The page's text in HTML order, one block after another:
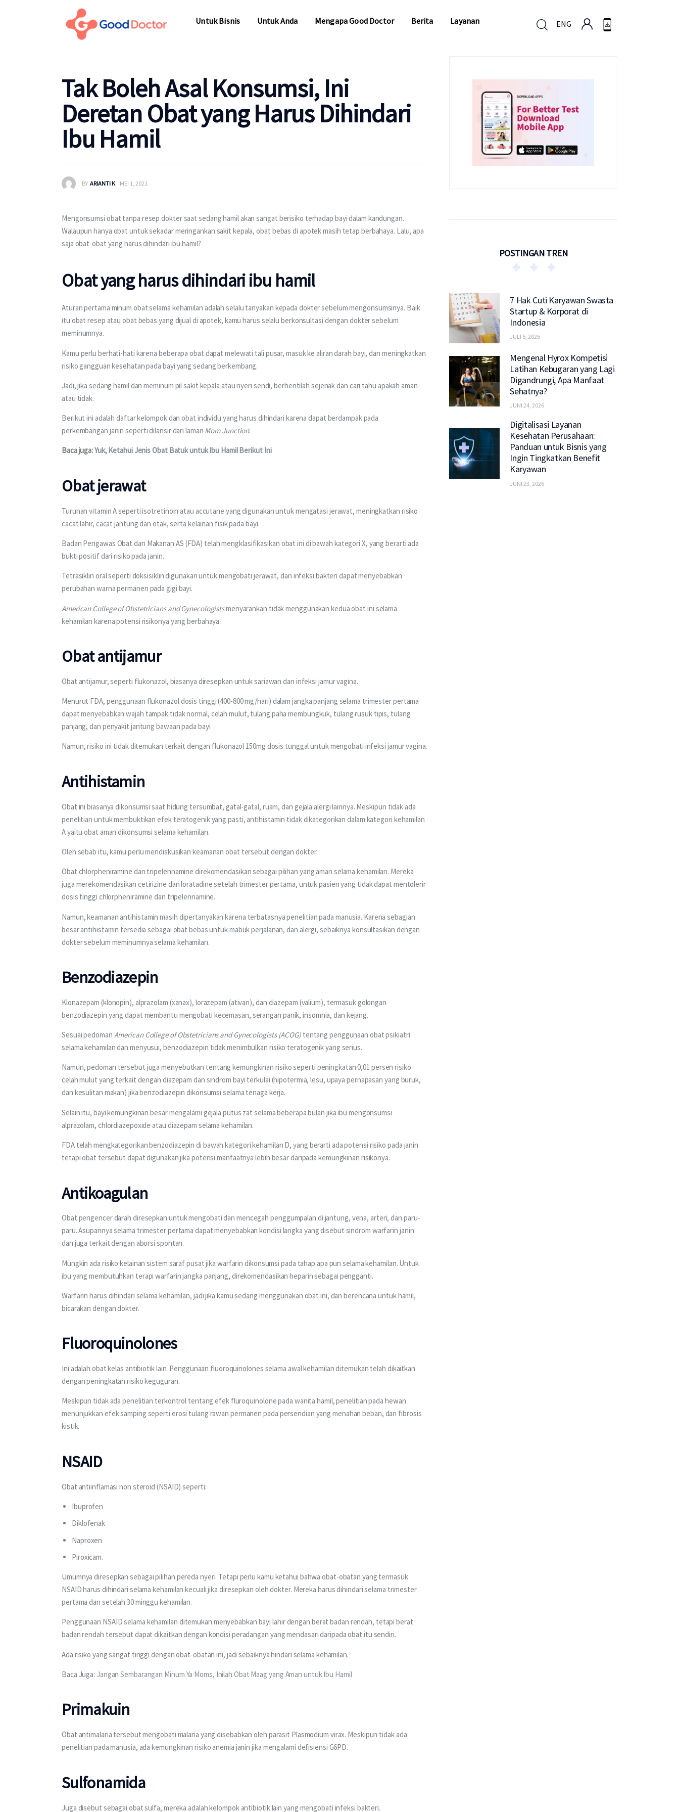
Untuk Bisnis Untuk Anda Mengapa Good Doctor Berita Layanan ENG
Tak Boleh Asal Konsumsi, Ini
Deretan Obat yang Harus Dihindari
Ibu Hamil
BY ARIANTI K MEI 1, 2021
Mengonsumsi obat tanpa resep dokter saat sedang hamil akan sangat berisiko terhadap bayi dalam kandungan.
Walaupun hanya obat untuk sekadar meringankan sakit kepala, obat bebas di apotek masih tetap berbahaya. Lalu, apa
saja obat-obat yang harus dihindari ibu hamil?
Obat yang harus dihindari ibu hamil
Aturan pertama minum obat selama kehamilan adalah selalu tanyakan kepada dokter sebelum mengonsumsinya. Baik
itu obat resep atau obat bebas yang dijual di apotek, kamu harus selalu berkonsultasi dengan dokter sebelum
meminumnya.
Kamu perlu berhati-hati karena beberapa obat dapat melewati tali pusar, masuk ke aliran darah bayi, dan meningkatkan
risiko gangguan kesehatan pada bayi yang sedang berkembang.
Jadi, jika sedang hamil dan meminum pil sakit kepala atau nyeri sendi, berhentilah sejenak dan cari tahu apakah aman
atau tidak.
Berikut ini adalah daftar kelompok dan obat individu yang harus dihindari karena dapat berdampak pada
perkembangan janin seperti dilansir dari laman Mom Junction:
Baca juga: Yuk, Ketahui Jenis Obat Batuk untuk Ibu Hamil Berikut Ini
Obat jerawat
Turunan vitamin A seperti isotretinoin atau accutane yang digunakan untuk mengatasi jerawat, meningkatkan risiko
cacat lahir, cacat jantung dan otak, serta kelainan fisik pada bayi.
Badan Pengawas Obat dan Makanan AS (FDA) telah mengklasifikasikan obat ini di bawah kategori X, yang berarti ada
bukti positif dari risiko pada janin.
Tetrasiklin oral seperti doksisiklin digunakan untuk mengobati jerawat, dan infeksi bakteri dapat menyebabkan
perubahan warna permanen pada gigi bayi.
American College of Obstetricians and Gynecologists menyarankan tidak menggunakan kedua obat ini selama
kehamilan karena potensi risikonya yang berbahaya.
Obat antijamur
Obat antijamur, seperti flukonazol, biasanya diresepkan untuk sariawan dan infeksi jamur vagina.
Menurut FDA, penggunaan flukonazol dosis tinggi (400-800 mg/hari) dalam jangka panjang selama trimester pertama
dapat menyebabkan wajah tampak tidak normal, celah mulut, tulang paha membungkuk, tulang rusuk tipis, tulang
panjang, dan penyakit jantung bawaan pada bayi
Namun, risiko ini tidak ditemukan terkait dengan flukonazol 150mg dosis tunggal untuk mengobati infeksi jamur vagina.
Antihistamin
Obat ini biasanya dikonsumsi saat hidung tersumbat, gatal-gatal, ruam, dan gejala alergi lainnya. Meskipun tidak ada
penelitian untuk membuktikan efek teratogenik yang pasti, antihistamin tidak dikategorikan dalam kategori kehamilan
A yaitu obat aman dikonsumsi selama kehamilan.
Oleh sebab itu, kamu perlu mendiskusikan keamanan obat tersebut dengan dokter.
Obat chlorpheniramine dan tripelennamine direkomendasikan sebagai pilihan yang aman selama kehamilan. Mereka
juga merekomendasikan cetirizine dan loratadine setelah trimester pertama, untuk pasien yang tidak dapat mentolerir
dosis tinggi chlorpheniramine dan tripelennamine.
Namun, keamanan antihistamin masih dipertanyakan karena terbatasnya penelitian pada manusia. Karena sebagian
besar antihistamin tersedia sebagai obat bebas untuk mabuk perjalanan, dan alergi, sebaiknya konsultasikan dengan
dokter sebelum meminumnya selama kehamilan.
Benzodiazepin
Klonazepam (klonopin), alprazolam (xanax), lorazepam (ativan), dan diazepam (valium), termasuk golongan
benzodiazepin yang dapat membantu mengobati kecemasan, serangan panik, insomnia, dan kejang.
Sesuai pedoman American College of Obstetricians and Gynecologists (ACOG) tentang penggunaan obat psikiatri
selama kehamilan dan menyusui, benzodiazepin tidak menimbulkan risiko teratogenik yang serius.
Namun, pedoman tersebut juga menyebutkan tentang kemungkinan risiko seperti peningkatan 0,01 persen risiko
celah mulut yang terkait dengan diazepam dan sindrom bayi terkulai (hipotermia, lesu, upaya pernapasan yang buruk,
dan kesulitan makan) jika benzodiazepin dikonsumsi selama tenaga kerja.
Selain itu, bayi kemungkinan besar mengalami gejala putus zat selama beberapa bulan jika ibu mengonsumsi
alprazolam, chlordiazepoxide atau diazepam selama kehamilan.
FDA telah mengkategorikan benzodiazepin di bawah kategori kehamilan D, yang berarti ada potensi risiko pada janin
tetapi obat tersebut dapat digunakan jika potensi manfaatnya lebih besar daripada kemungkinan risikonya.
Antikoagulan
Obat pengencer darah diresepkan untuk mengobati dan mencegah penggumpalan di jantung, vena, arteri, dan paru-
paru. Asupannya selama trimester pertama dapat menyebabkan kondisi langka yang disebut sindrom warfarin janin
dan juga terkait dengan aborsi spontan.
Mungkin ada risiko kelainan sistem saraf pusat jika warfarin dikonsumsi pada tahap apa pun selama kehamilan. Untuk
ibu yang membutuhkan terapi warfarin jangka panjang, direkomendasikan heparin sebagai pengganti.
Warfarin harus dihindari selama kehamilan, jadi jika kamu sedang menggunakan obat ini, dan berencana untuk hamil,
bicarakan dengan dokter.
Fluoroquinolones
Ini adalah obat kelas antibiotik lain. Penggunaan fluoroquinolones selama awal kehamilan ditemukan telah dikaitkan
dengan peningkatan risiko keguguran.
Meskipun tidak ada penelitian terkontrol tentang efek fluroquinolone pada wanita hamil, penelitian pada hewan
menunjukkan efek samping seperti erosi tulang rawan permanen pada persendian yang menahan beban, dan fibrosis
kistik.
NSAID
Obat antiinflamasi non steroid (NSAID) seperti:
Ibuprofen
Diklofenak
Naproxen
Piroxicam.
Umumnya diresepkan sebagai pilihan pereda nyeri. Tetapi perlu kamu ketahui bahwa obat-obatan yang termasuk
NSAID harus dihindari selama kehamilan kecuali jika diresepkan oleh dokter. Mereka harus dihindari selama trimester
pertama dan setelah 30 minggu kehamilan.
Penggunaan NSAID selama kehamilan ditemukan menyebabkan bayi lahir dengan berat badan rendah, tetapi berat
badan rendah tersebut dapat dikaitkan dengan kondisi peradangan yang mendasari daripada obat itu sendiri.
Ada risiko yang sangat tinggi dengan obat-obatan ini, jadi sebaiknya hindari selama kehamilan.
Baca Juga: Jangan Sembarangan Minum Ya Moms, Inilah Obat Maag yang Aman untuk Ibu Hamil
Primakuin
Obat antimalaria tersebut mengobati malaria yang disebabkan oleh parasit Plasmodium virax. Meskipun tidak ada
penelitian pada manusia, ada kemungkinan risiko anemia janin jika mengalami defisiensi G6PD.
Sulfonamida
Juga disebut sebagai obat sulfa, mereka adalah kelompok antibiotik lain yang mengobati infeksi bakteri.
POSTINGAN TREN
7 Hak Cuti Karyawan Swasta
Startup & Korporat di
Indonesia
JULI 6, 2026
Mengenal Hyrox Kompetisi
Latihan Kebugaran yang Lagi
Digandrungi, Apa Manfaat
Sehatnya?
JUNI 24, 2026
Digitalisasi Layanan
Kesehatan Perusahaan:
Panduan untuk Bisnis yang
Ingin Tingkatkan Benefit
Karyawan
JUNI 23, 2026